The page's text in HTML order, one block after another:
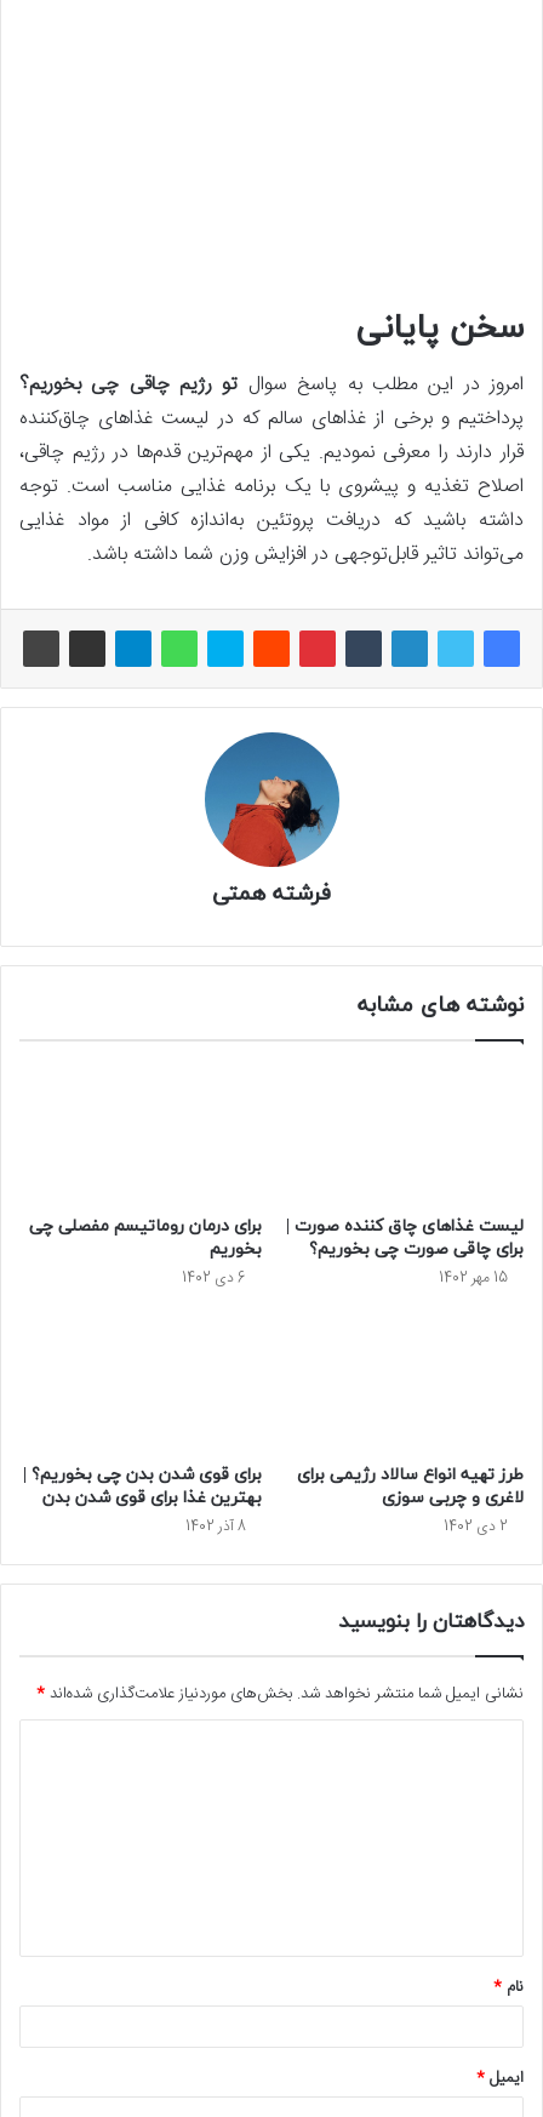
سخن پایانی
امروز در این مطلب به پاسخ سوال تو رژیم چاقی چی بخوریم؟
پرداختیم و برخی از غذاهای سالم که در لیست غذاهای چاق‌کننده
قرار دارند را معرفی نمودیم. یکی از مهم‌ترین قدم‌ها در رژیم چاقی،
اصلاح تغذیه و پیشروی با یک برنامه غذایی مناسب است. توجه
داشته باشید که دریافت پروتئین به‌اندازه کافی از مواد غذایی
می‌تواند تاثیر قابل‌توجهی در افزایش وزن شما داشته باشد.
فرشته همتی
نوشته های مشابه
لیست غذاهای چاق کننده صورت |
برای چاقی صورت چی بخوریم؟
15 مهر 1402
برای درمان روماتیسم مفصلی چی
بخوریم
6 دی 1402
طرز تهیه انواع سالاد رژیمی برای
لاغری و چربی سوزی
2 دی 1402
برای قوی شدن بدن چی بخوریم؟ |
بهترین غذا برای قوی شدن بدن
8 آذر 1402
دیدگاهتان را بنویسید
نشانی ایمیل شما منتشر نخواهد شد. بخش‌های موردنیاز علامت‌گذاری شده‌اند*
*
نام *
ایمیل*